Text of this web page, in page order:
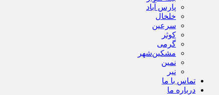
پارس آباد
خلخال
سرعین
کوثر
گرمی
مشکین‌شهر
نمین
نیر
تماس با ما
درباره ما